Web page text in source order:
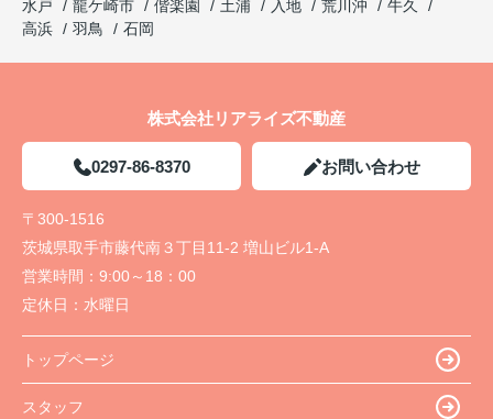
水戸
龍ケ崎市 偕楽園 土浦 入地 荒川沖
牛久
高浜
羽鳥 石岡
株式会社リアライズ不動産
0297-86-8370 お問い合わせ
〒300-1516
茨城県取手市藤代南３丁目11-2 増山ビル1-A
営業時間： 9:00～18：00
定休日： 水曜日
トップページ
スタッフ